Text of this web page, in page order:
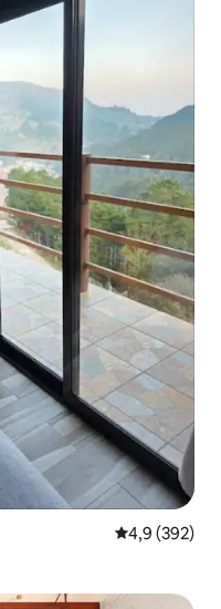
Gemiddelde
4,9 (392)